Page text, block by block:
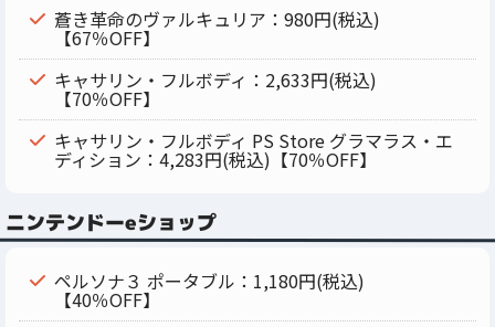
蒼き革命のヴァルキュリア：980円(税込)
【67％OFF】
キャサリン・フルボディ：2,633円(税込)
【70％OFF】
キャサリン・フルボディ PS Store グラマラス・エ
ディション：4,283円(税込)【70％OFF】
ニンテンドーeショップ
ペルソナ３ ポータブル：1,180円(税込)
【40％OFF】